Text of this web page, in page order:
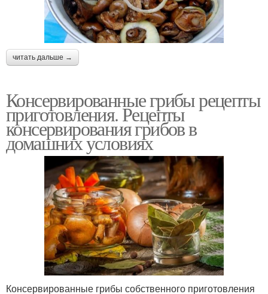
читать дальше →
Консервированные грибы рецепты
приготовления. Рецепты
консервирования грибов в
домашних условиях
Консервированные грибы собственного приготовления